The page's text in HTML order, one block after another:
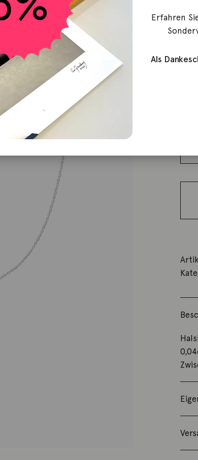
Erfahren
Als